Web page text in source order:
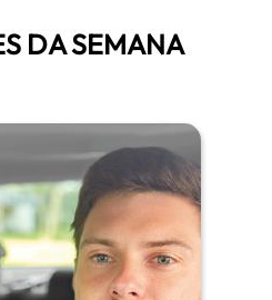
DA SEMANA